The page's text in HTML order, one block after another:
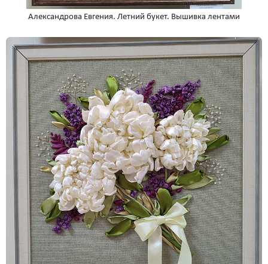
Александрова Евгения. Летний букет. Вышивка лентами